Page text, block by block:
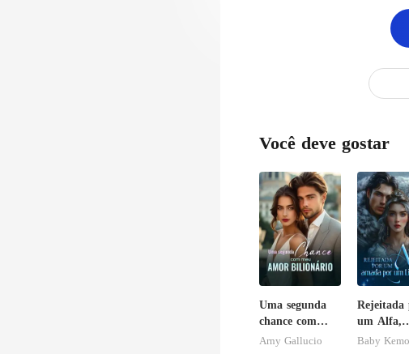
Você deve gostar
Uma segunda
chance com
meu amor
Arny Gallucio
Rejeitada
um Alfa,
amada
Baby Kemo